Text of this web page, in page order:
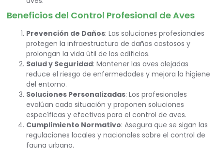
Beneficios del Control Profesional de Aves
Prevención de Daños: Las soluciones profesionales
protegen la infraestructura de daños costosos y
prolongan la vida útil de los edificios.
Salud y Seguridad: Mantener las aves alejadas
reduce el riesgo de enfermedades y mejora la higiene
del entorno.
Soluciones Personalizadas: Los profesionales
evalúan cada situación y proponen soluciones
específicas y efectivas para el control de aves.
Cumplimiento Normativo: Asegura que se sigan las
regulaciones locales y nacionales sobre el control de
fauna urbana.